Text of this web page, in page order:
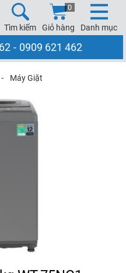
Tìm kiếm Giỏ hàng
0
Danh mục
- 0909 621 462
⁃ Máy Giặt